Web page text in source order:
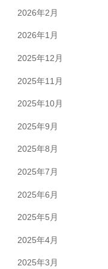
2026年2月
2026年1月
2025年12月
2025年11月
2025年10月
2025年9月
2025年8月
2025年7月
2025年6月
2025年5月
2025年4月
2025年3月